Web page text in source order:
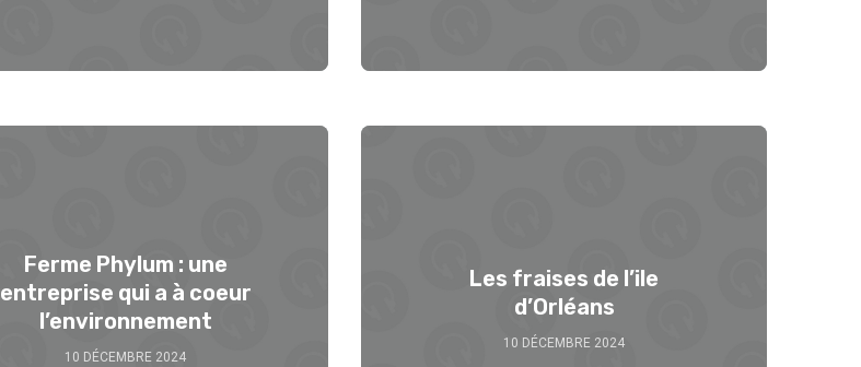
Ferme Phylum : une
entreprise qui a à coeur
l’environnement
10 DÉCEMBRE 2024
Les fraises de l’ile
d’Orléans
10 DÉCEMBRE 2024